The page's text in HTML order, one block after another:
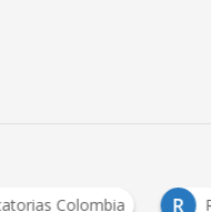
Colombia R